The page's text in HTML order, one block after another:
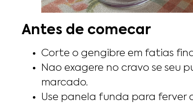
Antes de comecar
Corte o gengibre em fatias
Nao exagere no cravo se seu
marcado.
Use panela funda para ferver